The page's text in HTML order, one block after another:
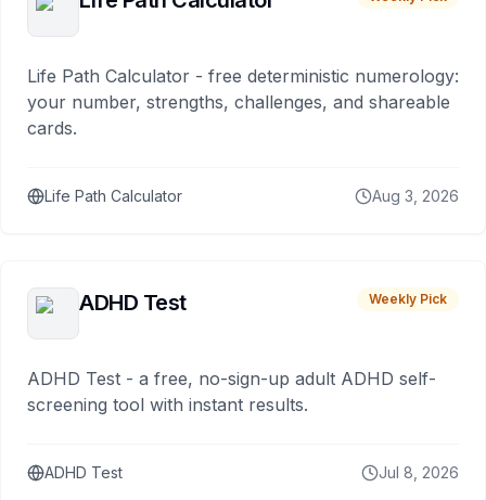
Life Path Calculator - free deterministic numerology:
your number, strengths, challenges, and shareable
cards.
Life Path Calculator Aug 3, 2026
ADHD Test Weekly Pick
ADHD Test - a free, no-sign-up adult ADHD self-
screening tool with instant results.
ADHD Test Jul 8, 2026